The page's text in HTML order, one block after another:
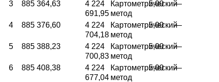
3 885 364,63
4 224
691,95
Картометрический
метод
5,00 —
4 885 376,60
4 224
704,18
Картометрический
метод
5,00 —
5 885 388,23
4 224
700,83
Картометрический
метод
5,00 —
6 885 408,38
4 224
677,04
Картометрический
метод
5,00 —